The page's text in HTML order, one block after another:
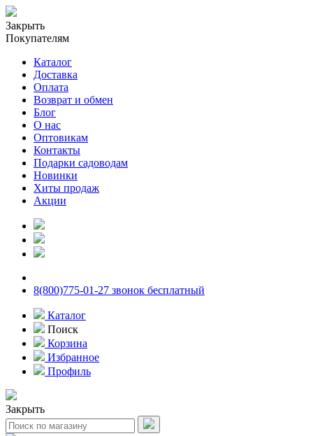
Закрыть
Покупателям
Каталог
Доставка
Оплата
Возврат и обмен
Блог
О нас
Оптовикам
Контакты
Подарки садоводам
Новинки
Хиты продаж
Акции
8(800)775-01-27 звонок бесплатный
Каталог
Поиск
Корзина
Избранное
Профиль
Закрыть